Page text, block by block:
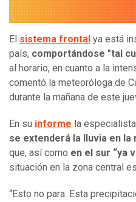
El sistema frontal ya está
país, comportándose "tal
al horario, en cuanto a la
comentó la meteoróloga de
durante la mañana de este
En su informe la
se extenderá la lluvia en
que, así como en el sur “ya
situación en la zona central
“Esto no para. Esta